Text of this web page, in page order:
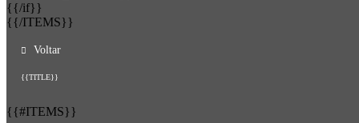
{{/if}}
{{/ITEMS}}
Voltar
{{TITLE}}
{{#ITEMS}}